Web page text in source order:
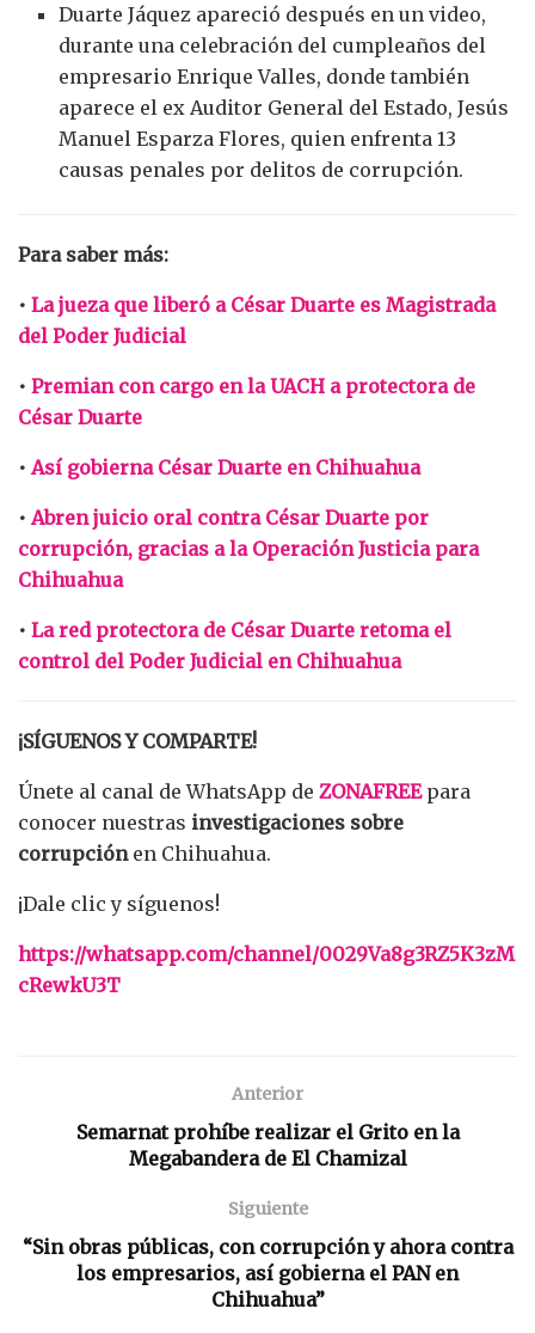
Duarte Jáquez apareció después en un video,
durante una celebración del cumpleaños del
empresario Enrique Valles, donde también
aparece el ex Auditor General del Estado, Jesús
Manuel Esparza Flores, quien enfrenta 13
causas penales por delitos de corrupción.
Para saber más:
• La jueza que liberó a César Duarte es Magistrada
del Poder Judicial
• Premian con cargo en la UACH a protectora de
César Duarte
• Así gobierna César Duarte en Chihuahua
• Abren juicio oral contra César Duarte por
corrupción, gracias a la Operación Justicia para
Chihuahua
• La red protectora de César Duarte retoma el
control del Poder Judicial en Chihuahua
¡SÍGUENOS Y COMPARTE!
Únete al canal de WhatsApp de ZONAFREEpara
conocer nuestras investigaciones sobre
corrupciónen Chihuahua.
¡Dale clic y síguenos!
https://whatsapp.com/channel/0029Va8g3RZ5K3zM
cRewkU3T
Anterior
Semarnat prohíbe realizar el Grito en la
Megabandera de El Chamizal
Siguiente
“Sin obras públicas, con corrupción y ahora contra
los empresarios, así gobierna el PAN en
Chihuahua”